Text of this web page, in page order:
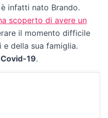
infatti nato Brando.
scoperto di avere un
il momento difficile
e della sua famiglia.
Covid-19.